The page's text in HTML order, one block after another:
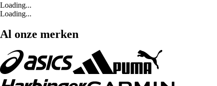
Loading...
Loading...
Al onze merken